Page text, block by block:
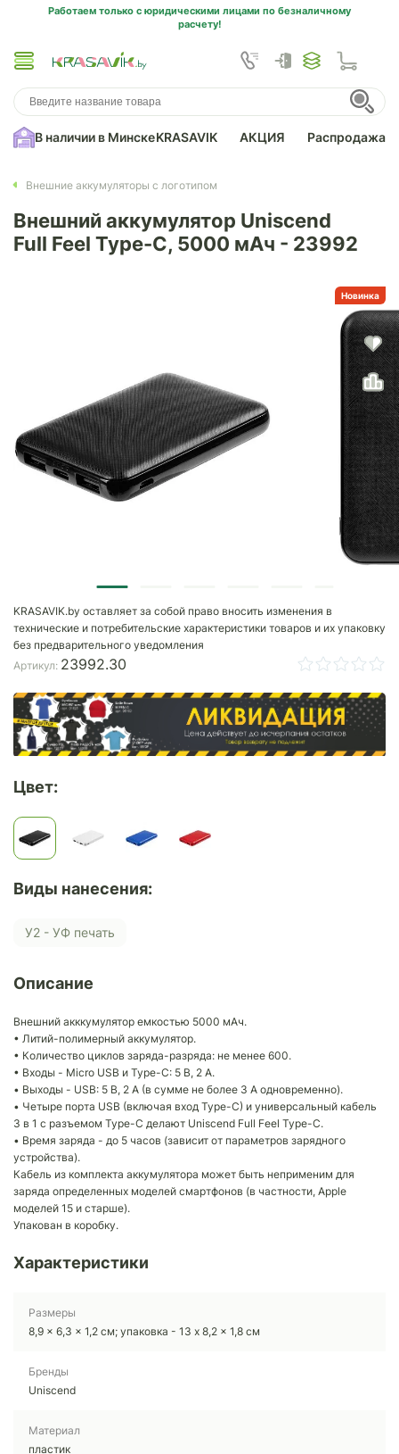
Работаем только с юридическими лицами по безналичному
расчету!
В наличии в МинскеKRASAVIK АКЦИЯ Распродажа
Внешние аккумуляторы с логотипом
Внешний аккумулятор Uniscend
Full Feel Type-C, 5000 мАч - 23992
Новинка
KRASAVIK.by оставляет за собой право вносить изменения в
технические и потребительские характеристики товаров и их упаковку
без предварительного уведомления
Артикул: 23992.30
Цвет:
Виды нанесения:
У2 - УФ печать
Описание
Внешний акккумулятор емкостью 5000 мАч.
• Литий-полимерный аккумулятор.
• Количество циклов заряда-разряда: не менее 600.
• Входы - Micro USB и Type-C: 5 B, 2 A.
• Выходы - USB: 5 B, 2 A (в сумме не более 3 А одновременно).
• Четыре порта USB (включая вход Type-C) и универсальный кабель
3 в 1 с разъемом Type-C делают Uniscend Full Feel Type-C.
• Время заряда - до 5 часов (зависит от параметров зарядного
устройства).
Кабель из комплекта аккумулятора может быть неприменим для
заряда определенных моделей смартфонов (в частности, Apple
моделей 15 и старше).
Упакован в коробку.
Характеристики
Размеры
8,9 x 6,3 x 1,2 см; упаковка - 13 x 8,2 x 1,8 см
Бренды
Uniscend
Материал
пластик